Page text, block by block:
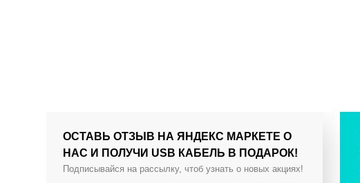
ОСТАВЬ ОТЗЫВ НА ЯНДЕКС МАРКЕТЕ О
НАС И ПОЛУЧИ USB КАБЕЛЬ В ПОДАРОК!
Подписывайся на рассылку, чтоб узнать о новых акциях!